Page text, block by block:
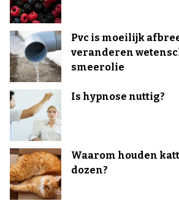
Pvc is moeilijk
veranderen
smeerolie
Is hypnose nuttig?
Waarom houden
dozen?